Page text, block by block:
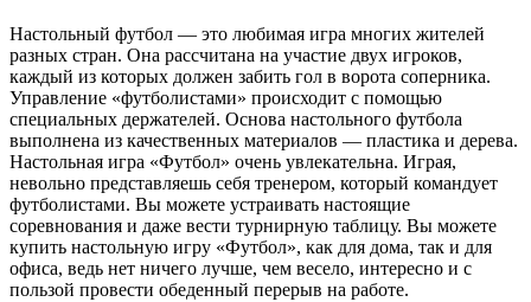
Настольный футбол — это любимая игра многих жителей
разных стран. Она рассчитана на участие двух игроков,
каждый из которых должен забить гол в ворота соперника.
Управление «футболистами» происходит с помощью
специальных держателей. Основа настольного футбола
выполнена из качественных материалов — пластика и дерева.
Настольная игра «Футбол» очень увлекательна. Играя,
невольно представляешь себя тренером, который командует
футболистами. Вы можете устраивать настоящие
соревнования и даже вести турнирную таблицу. Вы можете
купить настольную игру «Футбол», как для дома, так и для
офиса, ведь нет ничего лучше, чем весело, интересно и с
пользой провести обеденный перерыв на работе.